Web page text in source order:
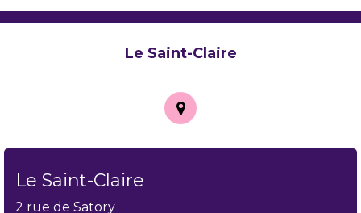
Le Saint-Claire
Le Saint-Claire
2 rue de Satory